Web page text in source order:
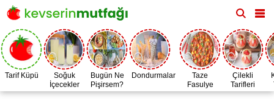
Tarif Küpü
Soğuk
İçecekler
Bugün Ne
Pişirsem?
Dondurmalar
Taze
Fasulye
Zamanı
Çilekli
Tarifleri